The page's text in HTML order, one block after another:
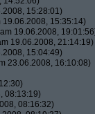
15:28:01)
19.06.2008, 15:35:14)
am 19.06.2008,
19.06.2008, 21:14:19)
15:04:49)
23.06.2008, 16:10:08)
08:13:19)
08:16:32)